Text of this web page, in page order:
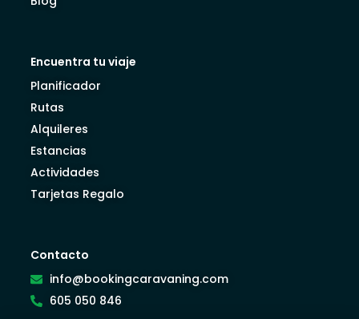
Encuentra tu viaje
Planificador
Rutas
Alquileres
Estancias
Actividades
Tarjetas Regalo
Contacto
info@bookingcaravaning.com
605 050 846